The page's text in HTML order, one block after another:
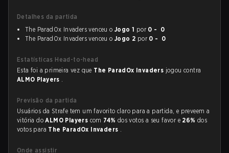
Detalhes da partida
The ParadOx Invaders venceu o Jogo 1 por 0 - 0
The ParadOx Invaders venceu o Jogo 2 por 0 - 0
Estatísticas Head-to-head
Esta foi a primeira vez que The ParadOx Invaders jogou contra
ALMO Players .
Previsão da partida
Usuários da Strafe tem um favorito claro para a partida, e preveem a
vitória doALMO Players com 74% dos votos a seu favor e 26%dos
votos para The ParadOx Invaders .
Onde assistir